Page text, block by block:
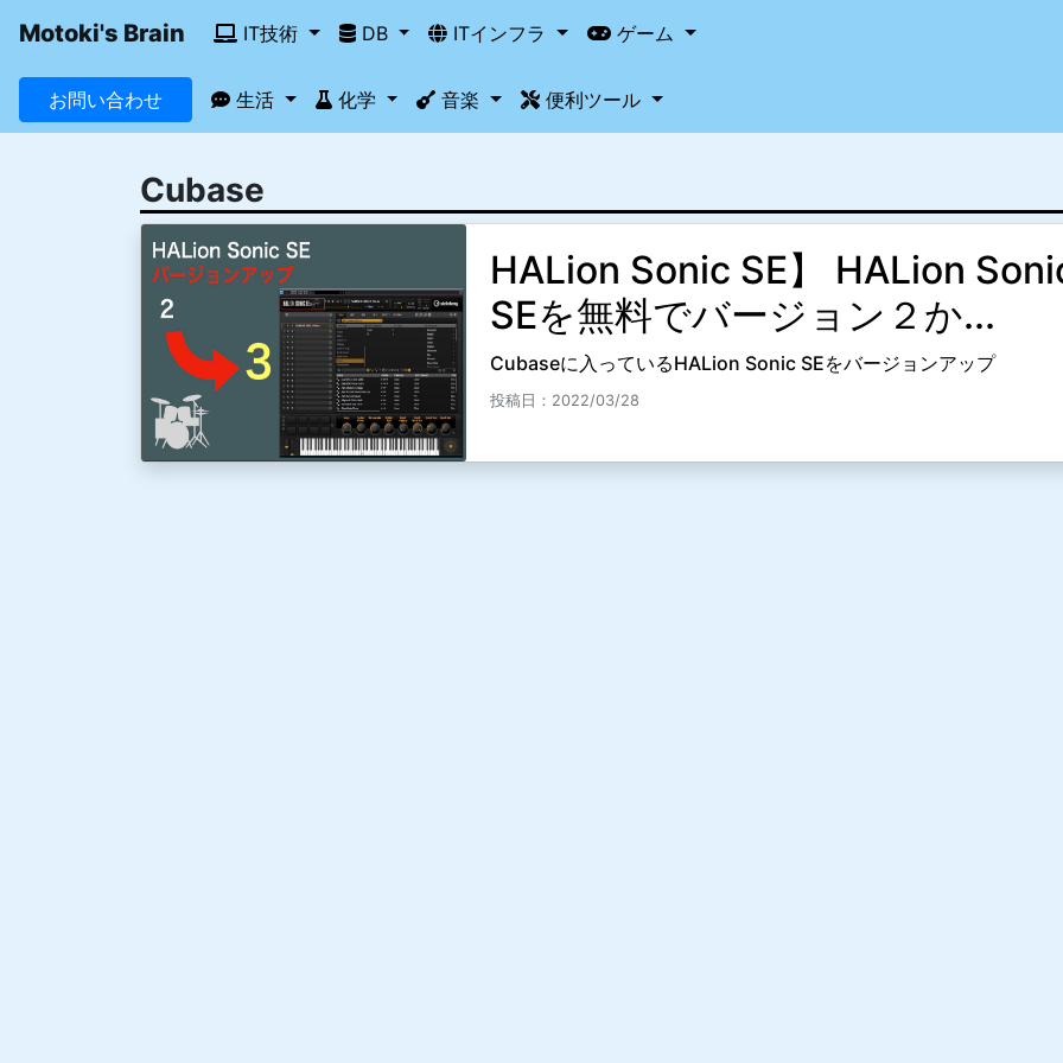
Motoki's Brain IT技術 DB ITインフラ ゲーム
お問い合わせ 生活 化学 音楽 便利ツール
Cubase
HALion Sonic SE】 HALion
SEを無料でバージョン２か...
Cubaseに入っているHALion Sonic SEをバージョンアップ
投稿日：2022/03/28